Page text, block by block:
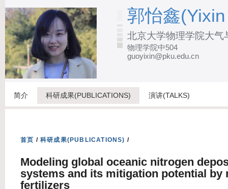
转
到
要
分
郭怡鑫
北京大学物理学院大气
物理学院中504
guoyixin@pku.edu.cn
简介 科研成果(PUBLICATIONS) 演讲(TALKS)
首页 / 科研成果(PUBLICATIONS) /
Modeling global oceanic nitrogen
systems and its mitigation potential by
fertilizers